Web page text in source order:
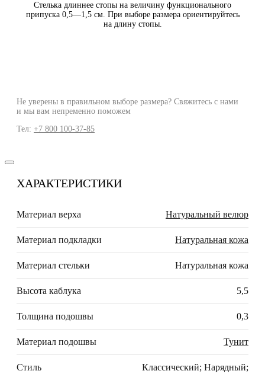
Стелька длиннее стопы на величину функционального
припуска 0,5—1,5 см. При выборе размера ориентируйтесь
на длину стопы.
Не уверены в правильном выборе размера? Свяжитесь с нами
и мы вам непременно поможем
Тел: +7 800 100-37-85
ХАРАКТЕРИСТИКИ
Материал верха Натуральный велюр
Материал подкладки Натуральная кожа
Материал стельки Натуральная кожа
Высота каблука 5,5
Толщина подошвы 0,3
Материал подошвы Тунит
Стиль Классический; Нарядный;